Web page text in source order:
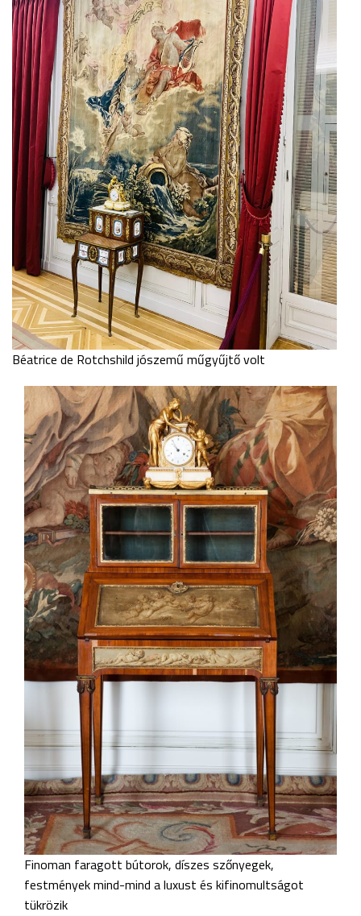
Béatrice de Rotchshild jószemű műgyűjtő volt
Finoman faragott bútorok, díszes szőnyegek,
festmények mind-mind a luxust és kifinomultságot
tükrözik